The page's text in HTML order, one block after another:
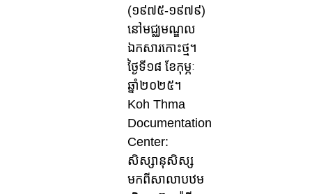
(១៩៧៥-១៩៧៩)
នៅមជ្ឈមណ្ឌល
ឯកសារកោះថ្ម។
ថ្ងៃទី១៨ ខែកុម្ភៈ
ឆ្នាំ២០២៥។
Koh Thma
Documentation
Center:
សិស្សានុសិស្ស
មកពីសាលាបឋម